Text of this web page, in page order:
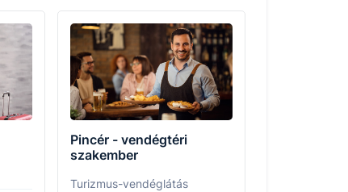
Pincér - vendégtéri
szakember
Turizmus-vendéglátás